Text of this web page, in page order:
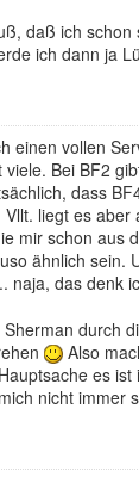
daß ich
ich dann ja
einen vollen
Bei BF2
dass
liegt es
mir schon aus
ähnlich sein.
naja, das denk
durch
Also
es
nicht immer